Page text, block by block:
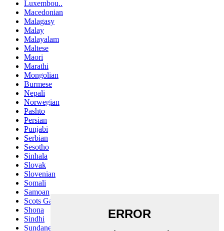
Luxembou..
Macedonian
Malagasy
Malay
Malayalam
Maltese
Maori
Marathi
Mongolian
Burmese
Nepali
Norwegian
Pashto
Persian
Punjabi
Serbian
Sesotho
Sinhala
Slovak
Slovenian
Somali
Samoan
Scots Gaelic
Shona
Sindhi
Sundanese